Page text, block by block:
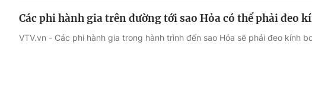
Các phi hành gia trên đường tới sao Hỏa có thể phải đeo
VTV.vn - Các phi hành gia trong hành trình đến sao Hỏa sẽ phải đeo kính